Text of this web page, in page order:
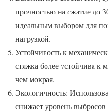
прочностью на сжатие до
идеальным выбором для
нагрузкой.
Устойчивость к
стяжка более устойчива к
чем мокрая.
Экологичность:
снижает уровень выбросов